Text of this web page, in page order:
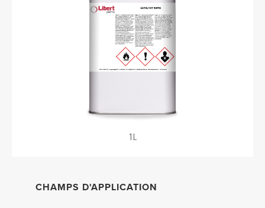
1L
CHAMPS D'APPLICATION
Couleurs
Contacts